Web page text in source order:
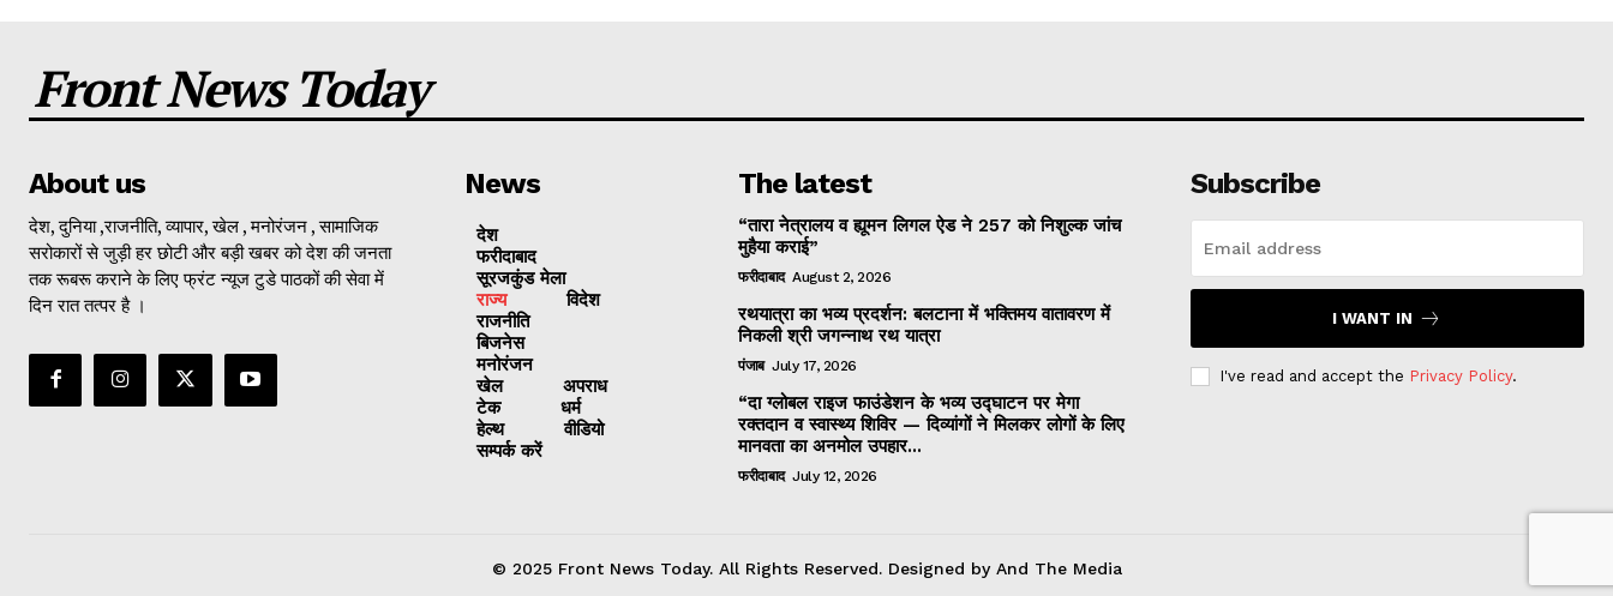
Front News Today
About us
देश, दुनिया ,राजनीति, व्यापार, खेल , मनोरंजन , सामाजिक
सरोकारों से जुड़ी हर छोटी और बड़ी खबर को देश की जनता
तक रूबरू कराने के लिए फ्रंट न्यूज टुडे पाठकों की सेवा में
दिन रात तत्पर है ।
News
देश
फरीदाबाद
सूरजकुंड मेला
राज्‍य
विदेश
राजनीति
बिजनेस
मनोरंजन
खेल
अपराध
टेक
धर्म
हेल्थ
वीडियो
सम्पर्क करें
The latest
“तारा नेत्रालय व ह्यूमन लिगल ऐड ने 257 को निशुल्क जांच
मुहैया कराई”
फरीदाबाद August 2, 2026
रथयात्रा का भव्य प्रदर्शन: बलटाना में भक्तिमय वातावरण में
निकली श्री जगन्नाथ रथ यात्रा
पंजाब July 17, 2026
“दा ग्लोबल राइज फाउंडेशन के भव्य उद्घाटन पर मेगा
रक्तदान व स्वास्थ्य शिविर — दिव्यांगों ने मिलकर लोगों के लिए
मानवता का अनमोल उपहार...
फरीदाबाद July 12, 2026
Subscribe
I WANT IN
I've read and accept the Privacy Policy.
© 2025 Front News Today. All Rights Reserved. Designed by And The Media